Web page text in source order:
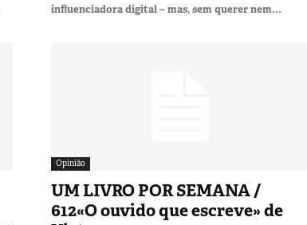
influenciadora digital – mas, sem querer nem...
Opinião
UM LIVRO POR SEMANA /
612«O ouvido que escreve» de